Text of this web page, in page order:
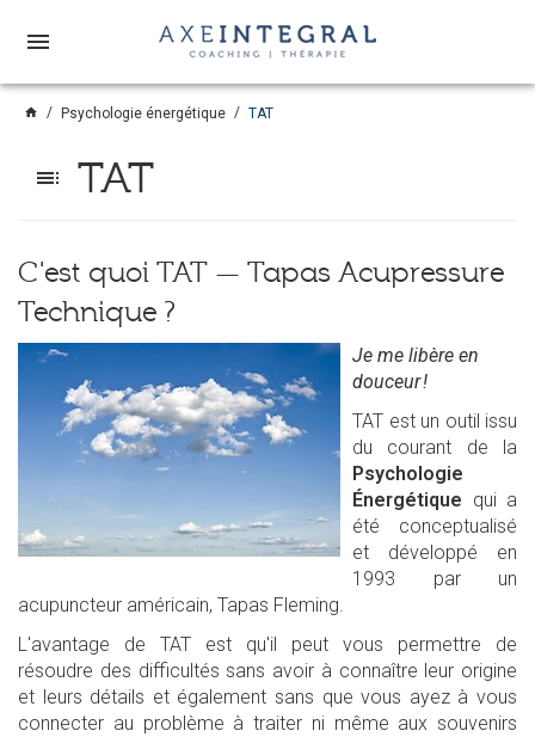
menu
home Psychologie énergétique TAT
toc TAT
C'est quoi TAT — Tapas Acupressure
Technique ?
Je me libère en
douceur !
TAT est un outil issu
du courant de la
Psychologie
Énergétique qui a
été conceptualisé
et développé en
1993 par un
acupuncteur américain, Tapas Fleming.
L'avantage de TAT est qu'il peut vous permettre de
résoudre des difficultés sans avoir à connaître leur origine
et leurs détails et également sans que vous ayez à vous
connecter au problème à traiter ni même aux souvenirs